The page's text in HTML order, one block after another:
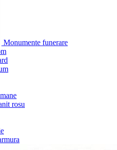
Monumente funerare
rosu